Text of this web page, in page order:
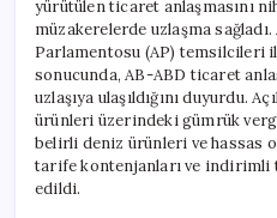
yürütülen ticaret anlaşmasını
müzakerelerde uzlaşma
Parlamentosu (AP) temsilcileri
sonucunda, AB-ABD ticaret
uzlaşıya ulaşıldığını duyurdu.
ürünleri üzerindeki gümrük
belirli deniz ürünleri ve hassas
tarife kontenjanları ve indirimli
edildi.